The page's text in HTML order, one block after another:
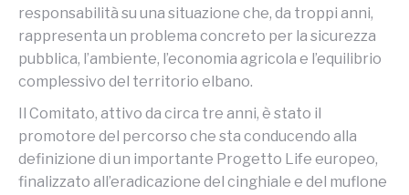
responsabilità su una situazione che, da troppi anni,
rappresenta un problema concreto per la sicurezza
pubblica, l’ambiente, l’economia agricola e l’equilibrio
complessivo del territorio elbano.
Il Comitato, attivo da circa tre anni, è stato il
promotore del percorso che sta conducendo alla
definizione di un importante Progetto Life europeo,
finalizzato all’eradicazione del cinghiale e del muflone